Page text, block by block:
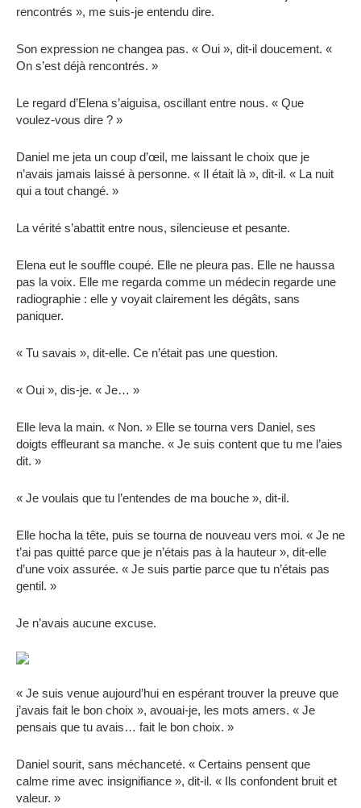
rencontrés », me suis-je entendu dire.
Son expression ne changea pas. « Oui », dit-il doucement. «
On s’est déjà rencontrés. »
Le regard d’Elena s’aiguisa, oscillant entre nous. « Que
voulez-vous dire ? »
Daniel me jeta un coup d’œil, me laissant le choix que je
n’avais jamais laissé à personne. « Il était là », dit-il. « La nuit
qui a tout changé. »
La vérité s’abattit entre nous, silencieuse et pesante.
Elena eut le souffle coupé. Elle ne pleura pas. Elle ne haussa
pas la voix. Elle me regarda comme un médecin regarde une
radiographie : elle y voyait clairement les dégâts, sans
paniquer.
« Tu savais », dit-elle. Ce n’était pas une question.
« Oui », dis-je. « Je… »
Elle leva la main. « Non. » Elle se tourna vers Daniel, ses
doigts effleurant sa manche. « Je suis content que tu me l’aies
dit. »
« Je voulais que tu l’entendes de ma bouche », dit-il.
Elle hocha la tête, puis se tourna de nouveau vers moi. « Je ne
t’ai pas quitté parce que je n’étais pas à la hauteur », dit-elle
d’une voix assurée. « Je suis partie parce que tu n’étais pas
gentil. »
Je n’avais aucune excuse.
« Je suis venue aujourd’hui en espérant trouver la preuve que
j’avais fait le bon choix », avouai-je, les mots amers. « Je
pensais que tu avais… fait le bon choix. »
Daniel sourit, sans méchanceté. « Certains pensent que
calme rime avec insignifiance », dit-il. « Ils confondent bruit et
valeur. »